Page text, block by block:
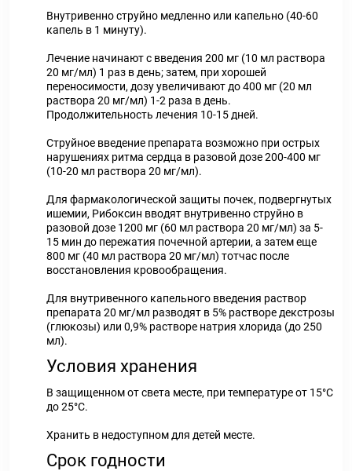
Внутривенно струйно медленно или капельно (40-60
капель в 1 минуту).
Лечение начинают с введения 200 мг (10 мл раствора
20 мг/мл) 1 раз в день; затем, при хорошей
переносимости, дозу увеличивают до 400 мг (20 мл
раствора 20 мг/мл) 1-2 раза в день.
Продолжительность лечения 10-15 дней.
Струйное введение препарата возможно при острых
нарушениях ритма сердца в разовой дозе 200-400 мг
(10-20 мл раствора 20 мг/мл).
Для фармакологической защиты почек, подвергнутых
ишемии, Рибоксин вводят внутривенно струйно в
разовой дозе 1200 мг (60 мл раствора 20 мг/мл) за 5-
15 мин до пережатия почечной артерии, а затем еще
800 мг (40 мл раствора 20 мг/мл) тотчас после
восстановления кровообращения.
Для внутривенного капельного введения раствор
препарата 20 мг/мл разводят в 5% растворе декстрозы
(глюкозы) или 0,9% растворе натрия хлорида (до 250
мл).
Условия хранения
В защищенном от света месте, при температуре от 15°С
до 25°С.
Хранить в недоступном для детей месте.
Срок годности